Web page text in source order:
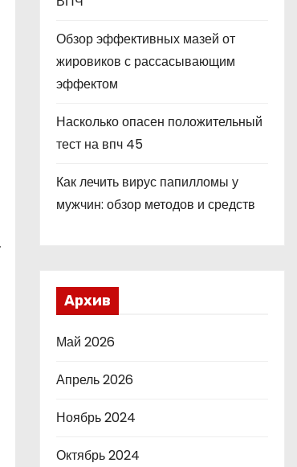
Обзор эффективных мазей от
жировиков с рассасывающим
эффектом
Насколько опасен положительный
тест на впч 45
Как лечить вирус папилломы у
мужчин: обзор методов и средств
Архив
Май 2026
Апрель 2026
Ноябрь 2024
Октябрь 2024